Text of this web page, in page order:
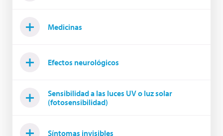
Medicinas
Efectos neurológicos
Sensibilidad a las luces UV o luz solar
(fotosensibilidad)
Síntomas invisibles